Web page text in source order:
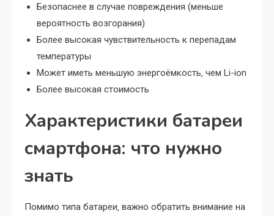
Безопаснее в случае повреждения (меньше
вероятность возгорания)
Более высокая чувствительность к перепадам
температуры
Может иметь меньшую энергоёмкость‚ чем Li-ion
Более высокая стоимость
Характеристики батареи
смартфона: что нужно
знать
Помимо типа батареи‚ важно обратить внимание на